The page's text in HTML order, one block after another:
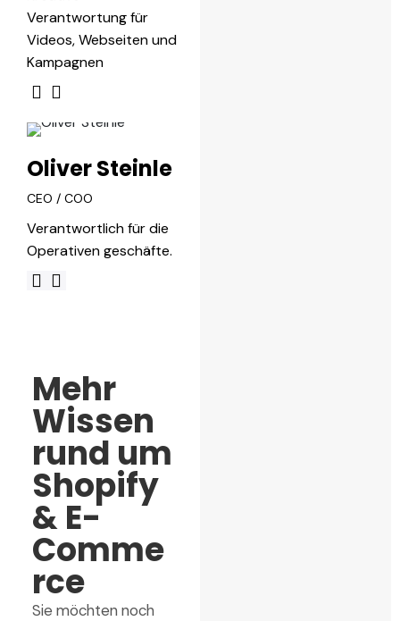
Verantwortung für
Videos, Webseiten und
Kampagnen
Oliver Steinle
CEO / COO
Verantwortlich für die
Operativen geschäfte.
Mehr
Wissen
rund um
Shopify
& E-
Comme
rce
Sie möchten noch